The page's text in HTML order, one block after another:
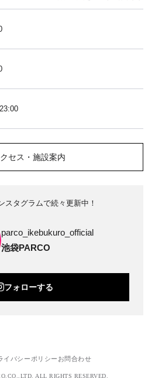
セス・施設案内
スタグラムで続々更新中！
parco_ikebukuro_official
池袋PARCO
フォローする
イバシーポリシー お問合わせ
ALL RIGHTS RESERVED.